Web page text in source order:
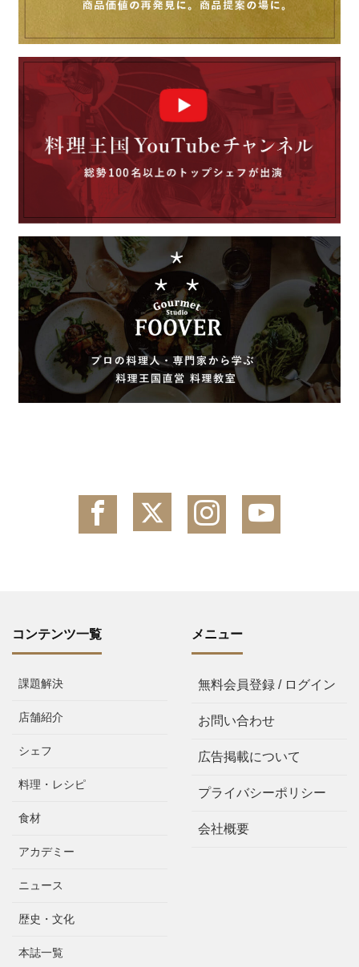
コンテンツ一覧
課題解決
店舗紹介
シェフ
料理・レシピ
食材
アカデミー
ニュース
歴史・文化
本誌一覧
メニュー
無料会員登録 / ログイン
お問い合わせ
広告掲載について
プライバシーポリシー
会社概要